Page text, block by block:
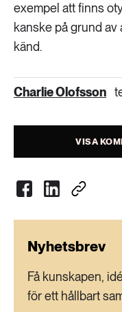
exempel att finns
kanske på grund
känd.
Charlie Olofsson
VISA
Nyhetsbrev
Få kunskapen,
för ett hållbart